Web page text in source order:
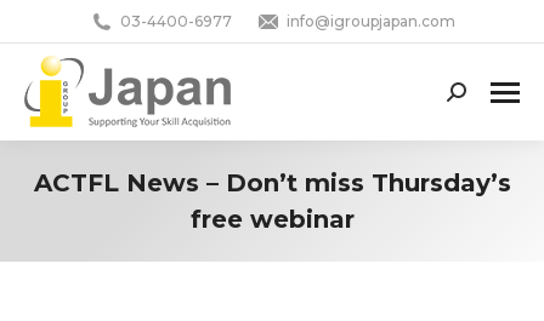
03-4400-6977 info@igroupjapan.com
Search:
ACTFL News – Don’t miss Thursday’s
free webinar